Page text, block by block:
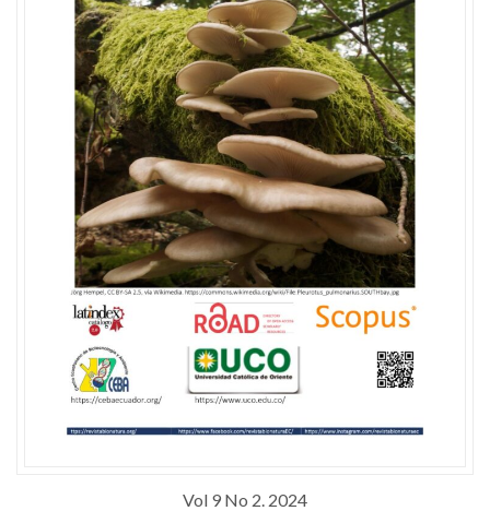
Vol 9 No 2. 2024